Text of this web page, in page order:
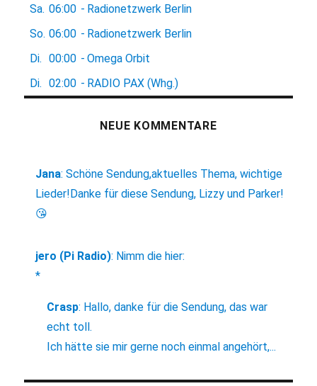
Sa. 06:00 - Radionetzwerk Berlin
So. 06:00 - Radionetzwerk Berlin
Di.
00:00 - Omega Orbit
Di.
02:00 - RADIO PAX (Whg.)
NEUE KOMMENTARE
Jana:Schöne Sendung,aktuelles Thema, wichtige
Lieder!Danke für diese Sendung, Lizzy und Parker!
😘
jero (Pi Radio): Nimm die hier:
*
Crasp: Hallo, danke für die Sendung, das war
echt toll.
Ich hätte sie mir gerne noch einmal angehört,...